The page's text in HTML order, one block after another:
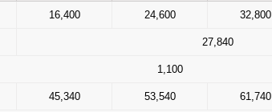
16,400 24,600 32,800
27,840
1,100
45,340 53,540 61,740